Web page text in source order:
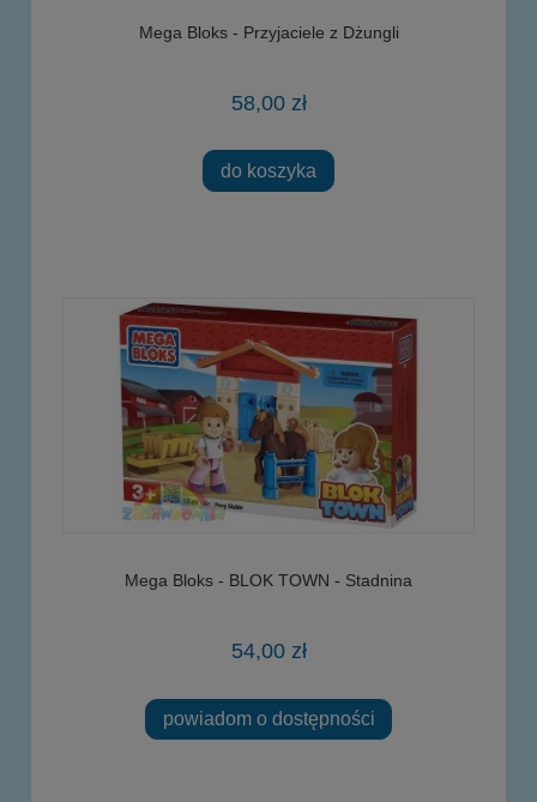
Mega Bloks - Przyjaciele z Dżungli
58,00 zł
do koszyka
Mega Bloks - BLOK TOWN - Stadnina
54,00 zł
powiadom o dostępności